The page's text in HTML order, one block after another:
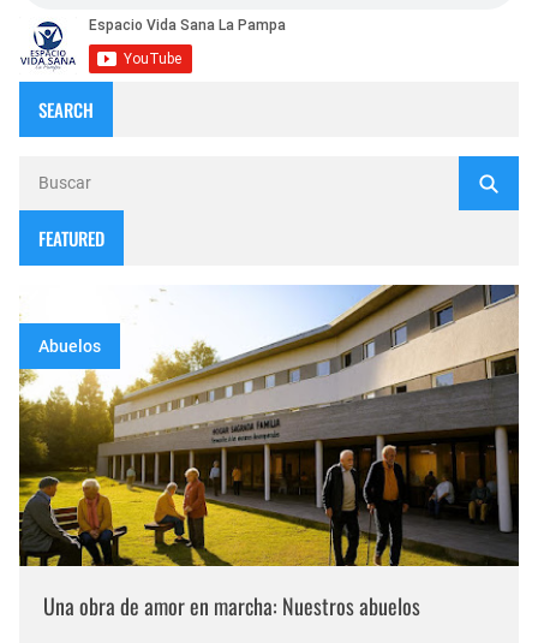
SEARCH
FEATURED
Abuelos
Una obra de amor en marcha: Nuestros abuelos